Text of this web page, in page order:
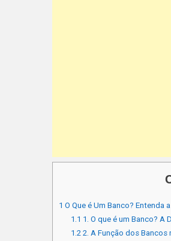
1 O Que é Um Banco? Entenda
1.1 1. O que é um Banco? A
1.2 2. A Função dos Bancos